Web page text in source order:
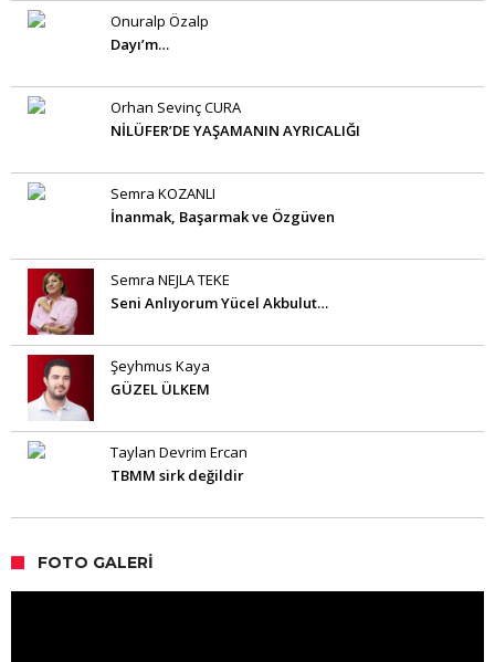
Onuralp Özalp
Dayı’m…
Orhan Sevinç CURA
NİLÜFER’DE YAŞAMANIN AYRICALIĞI
Semra KOZANLI
İnanmak, Başarmak ve Özgüven
Semra NEJLA TEKE
Seni Anlıyorum Yücel Akbulut…
Şeyhmus Kaya
GÜZEL ÜLKEM
Taylan Devrim Ercan
TBMM sirk değildir
FOTO GALERI